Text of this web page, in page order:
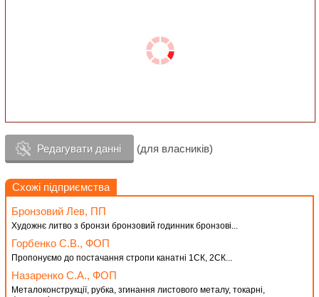
Редагувати данні (для власників)
Схожі підприємства
Бронзовий Лев, ПП
Художнє литво з бронзи бронзовий годинник бронзові...
Горбенко С.В., ФОП
Пропонуємо до постачання стропи канатні 1СК, 2СК...
Назаренко С.А., ФОП
Металоконструкції, рубка, згинання листового металу, токарні,